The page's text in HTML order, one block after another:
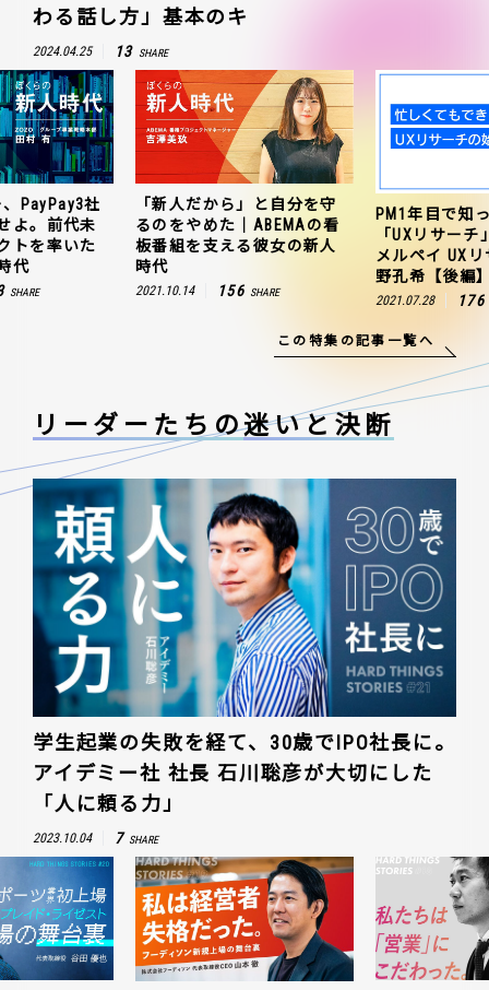
わる話し方」基本のキ
2024.04.25 13 SHARE
PayPay3社
よ。前代未
トを率いた
代
SHARE
「新人だから」と自分を守
るのをやめた｜ABEMAの看
板番組を支える彼女の新人
時代
2021.10.14 156 SHARE
PM1年目で知
「UXリサー
メルペイ UX
野孔希【後編
2021.07.28 176
この特集の記事一覧へ
リーダーたちの迷いと決断
学生起業の失敗を経て、30歳でIPO社長に。
アイデミー社 社長 石川聡彦が大切にした
「人に頼る力」
2023.10.04 7 SHARE